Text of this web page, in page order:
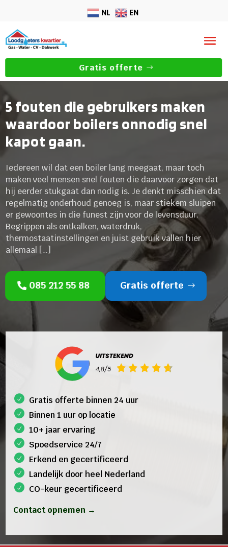
NL EN
Gratis offerte
5 fouten die gebruikers maken
waardoor boilers onnodig snel
kapot gaan.
Iedereen wil dat een boiler lang meegaat, maar toch
maken veel mensen snel fouten die daarvoor zorgen dat
hij eerder stukgaat dan nodig is. Je denkt misschien dat
regelmatig onderhoud genoeg is, maar stiekem sluipen
er gewoontes in die funest zijn voor de levensduur.
Begrippen als ontkalken, waterdruk,
thermostaatinstellingen en juist gebruik vallen hier
allemaal […]
085 212 55 88 Gratis offerte
Gratis offerte binnen 24 uur
Binnen 1 uur op locatie
10+ jaar ervaring
Spoedservice 24/7
Erkend en gecertificeerd
Landelijk door heel Nederland
CO-keur gecertificeerd
Contact opnemen →